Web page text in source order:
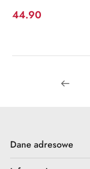
Cena:
44.90
Dane adresowe